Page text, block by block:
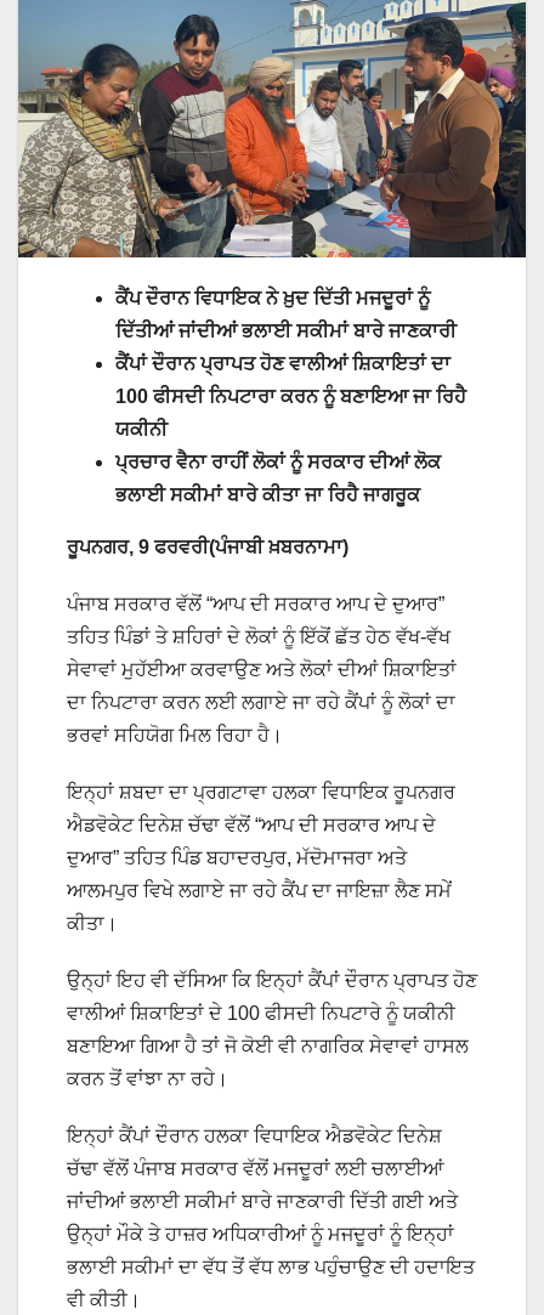
ਕੈਂਪ ਦੌਰਾਨ ਵਿਧਾਇਕ ਨੇ ਖ਼ੁਦ ਦਿੱਤੀ ਮਜਦੂਰਾਂ ਨੂੰ
ਦਿੱਤੀਆਂ ਜਾਂਦੀਆਂ ਭਲਾਈ ਸਕੀਮਾਂ ਬਾਰੇ ਜਾਣਕਾਰੀ
ਕੈਂਪਾਂ ਦੌਰਾਨ ਪ੍ਰਾਪਤ ਹੋਣ ਵਾਲੀਆਂ ਸ਼ਿਕਾਇਤਾਂ ਦਾ
100 ਫੀਸਦੀ ਨਿਪਟਾਰਾ ਕਰਨ ਨੂੰ ਬਣਾਇਆ ਜਾ ਰਿਹੈ
ਯਕੀਨੀ
ਪ੍ਰਚਾਰ ਵੈਨਾ ਰਾਹੀਂ ਲੋਕਾਂ ਨੂੰ ਸਰਕਾਰ ਦੀਆਂ ਲੋਕ
ਭਲਾਈ ਸਕੀਮਾਂ ਬਾਰੇ ਕੀਤਾ ਜਾ ਰਿਹੈ ਜਾਗਰੂਕ
ਰੂਪਨਗਰ, 9 ਫਰਵਰੀ(ਪੰਜਾਬੀ ਖ਼ਬਰਨਾਮਾ)
ਪੰਜਾਬ ਸਰਕਾਰ ਵੱਲੋਂ “ਆਪ ਦੀ ਸਰਕਾਰ ਆਪ ਦੇ ਦੁਆਰ”
ਤਹਿਤ ਪਿੰਡਾਂ ਤੇ ਸ਼ਹਿਰਾਂ ਦੇ ਲੋਕਾਂ ਨੂੰ ਇੱਕੋਂ ਛੱਤ ਹੇਠ ਵੱਖ-ਵੱਖ
ਸੇਵਾਵਾਂ ਮੁਹੱਈਆ ਕਰਵਾਉਣ ਅਤੇ ਲੋਕਾਂ ਦੀਆਂ ਸ਼ਿਕਾਇਤਾਂ
ਦਾ ਨਿਪਟਾਰਾ ਕਰਨ ਲਈ ਲਗਾਏ ਜਾ ਰਹੇ ਕੈਂਪਾਂ ਨੂੰ ਲੋਕਾਂ ਦਾ
ਭਰਵਾਂ ਸਹਿਯੋਗ ਮਿਲ ਰਿਹਾ ਹੈ।
ਇਨ੍ਹਾਂ ਸ਼ਬਦਾ ਦਾ ਪ੍ਰਗਟਾਵਾ ਹਲਕਾ ਵਿਧਾਇਕ ਰੂਪਨਗਰ
ਐਡਵੋਕੇਟ ਦਿਨੇਸ਼ ਚੱਢਾ ਵੱਲੋਂ “ਆਪ ਦੀ ਸਰਕਾਰ ਆਪ ਦੇ
ਦੁਆਰ” ਤਹਿਤ ਪਿੰਡ ਬਹਾਦਰਪੁਰ, ਮੱਦੋਮਾਜਰਾ ਅਤੇ
ਆਲਮਪੁਰ ਵਿਖੇ ਲਗਾਏ ਜਾ ਰਹੇ ਕੈਂਪ ਦਾ ਜਾਇਜ਼ਾ ਲੈਣ ਸਮੇਂ
ਕੀਤਾ।
ਉਨ੍ਹਾਂ ਇਹ ਵੀ ਦੱਸਿਆ ਕਿ ਇਨ੍ਹਾਂ ਕੈਂਪਾਂ ਦੌਰਾਨ ਪ੍ਰਾਪਤ ਹੋਣ
ਵਾਲੀਆਂ ਸ਼ਿਕਾਇਤਾਂ ਦੇ 100 ਫੀਸਦੀ ਨਿਪਟਾਰੇ ਨੂੰ ਯਕੀਨੀ
ਬਣਾਇਆ ਗਿਆ ਹੈ ਤਾਂ ਜੋ ਕੋਈ ਵੀ ਨਾਗਰਿਕ ਸੇਵਾਵਾਂ ਹਾਸਲ
ਕਰਨ ਤੋਂ ਵਾਂਝਾ ਨਾ ਰਹੇ।
ਇਨ੍ਹਾਂ ਕੈਂਪਾਂ ਦੌਰਾਨ ਹਲਕਾ ਵਿਧਾਇਕ ਐਡਵੋਕੇਟ ਦਿਨੇਸ਼
ਚੱਢਾ ਵੱਲੋਂ ਪੰਜਾਬ ਸਰਕਾਰ ਵੱਲੋਂ ਮਜਦੂਰਾਂ ਲਈ ਚਲਾਈਆਂ
ਜਾਂਦੀਆਂ ਭਲਾਈ ਸਕੀਮਾਂ ਬਾਰੇ ਜਾਣਕਾਰੀ ਦਿੱਤੀ ਗਈ ਅਤੇ
ਉਨ੍ਹਾਂ ਮੌਕੇ ਤੇ ਹਾਜ਼ਰ ਅਧਿਕਾਰੀਆਂ ਨੂੰ ਮਜਦੂਰਾਂ ਨੂੰ ਇਨ੍ਹਾਂ
ਭਲਾਈ ਸਕੀਮਾਂ ਦਾ ਵੱਧ ਤੋਂ ਵੱਧ ਲਾਭ ਪਹੁੰਚਾਉਣ ਦੀ ਹਦਾਇਤ
ਵੀ ਕੀਤੀ।